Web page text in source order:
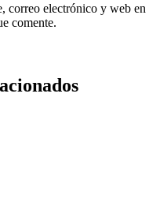
correo electrónico y web en
comente.